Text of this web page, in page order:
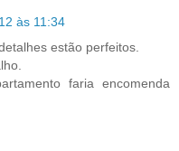
às 11:34
estão perfeitos.
faria encomenda